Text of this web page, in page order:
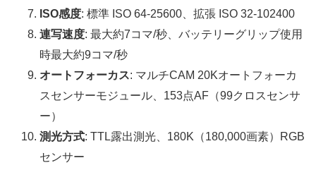
ISO感度: 標準 ISO 64-25600、拡張 ISO 32-102400
連写速度: 最大約7コマ/秒、バッテリーグリップ使用
時最大約9コマ/秒
オートフォーカス: マルチCAM 20Kオートフォーカ
スセンサーモジュール、153点AF（99クロスセンサ
ー）
測光方式: TTL露出測光、180K（180,000画素）RGB
センサー